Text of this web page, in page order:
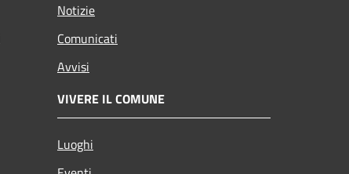
Notizie
Comunicati
Avvisi
VIVERE IL COMUNE
Luoghi